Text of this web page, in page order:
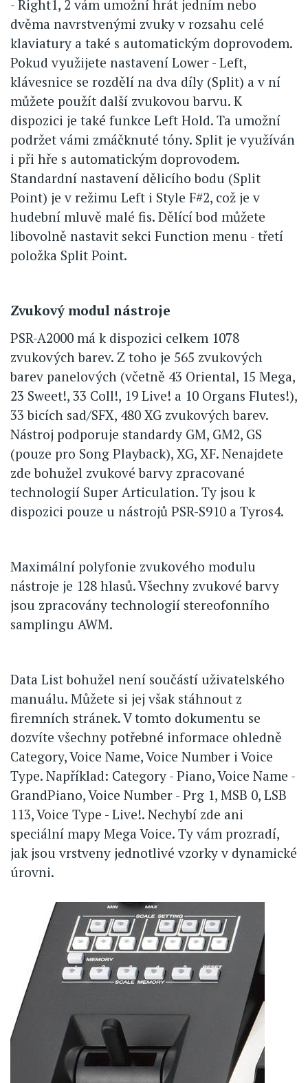
- Right1, 2 vám umožní hrát jedním nebo
dvěma navrstvenými zvuky v rozsahu celé
klaviatury a také s automatickým doprovodem.
Pokud využijete nastavení Lower - Left,
klávesnice se rozdělí na dva díly (Split) a v ní
můžete použít další zvukovou barvu. K
dispozici je také funkce Left Hold. Ta umožní
podržet vámi zmáčknuté tóny. Split je využíván
i při hře s automatickým doprovodem.
Standardní nastavení dělicího bodu (Split
Point) je v režimu Left i Style F#2, což je v
hudební mluvě malé fis. Dělící bod můžete
libovolně nastavit sekci Function menu - třetí
položka Split Point.
Zvukový modul nástroje
PSR-A2000 má k dispozici celkem 1078
zvukových barev. Z toho je 565 zvukových
barev panelových (včetně 43 Oriental, 15 Mega,
23 Sweet!, 33 Coll!, 19 Live! a 10 Organs Flutes!),
33 bicích sad/SFX, 480 XG zvukových barev.
Nástroj podporuje standardy GM, GM2, GS
(pouze pro Song Playback), XG, XF. Nenajdete
zde bohužel zvukové barvy zpracované
technologií Super Articulation. Ty jsou k
dispozici pouze u nástrojů PSR-S910 a Tyros4.
Maximální polyfonie zvukového modulu
nástroje je 128 hlasů. Všechny zvukové barvy
jsou zpracovány technologií stereofonního
samplingu AWM.
Data List bohužel není součástí uživatelského
manuálu. Můžete si jej však stáhnout z
firemních stránek. V tomto dokumentu se
dozvíte všechny potřebné informace ohledně
Category, Voice Name, Voice Number i Voice
Type. Například: Category - Piano, Voice Name -
GrandPiano, Voice Number - Prg 1, MSB 0, LSB
113, Voice Type - Live!. Nechybí zde ani
speciální mapy Mega Voice. Ty vám prozradí,
jak jsou vrstveny jednotlivé vzorky v dynamické
úrovni.